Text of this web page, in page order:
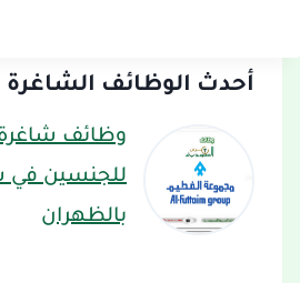
أحدث الوظائف الشاغرة
وظائف
للجنسين في
بالظهران